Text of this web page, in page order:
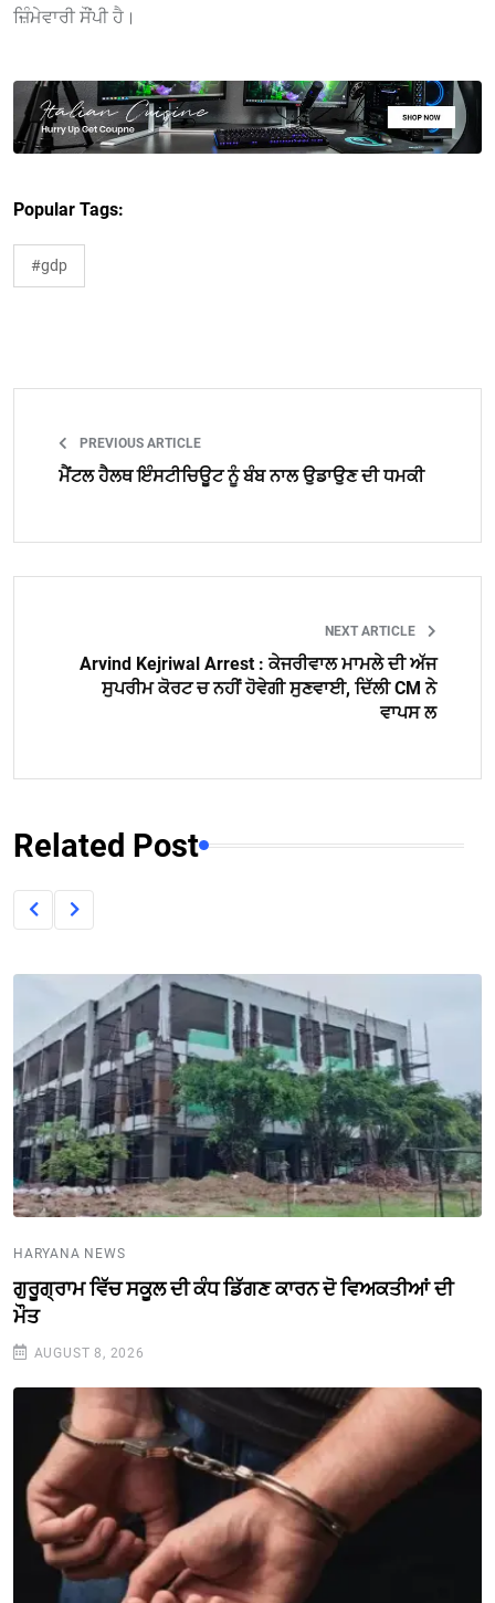
ਜ਼ਿੰਮੇਵਾਰੀ ਸੌਂਪੀ ਹੈ।
Popular Tags:
#gdp
PREVIOUS ARTICLE
ਮੈਂਟਲ ਹੈਲਥ ਇੰਸਟੀਚਿਊਟ ਨੂੰ ਬੰਬ ਨਾਲ ਉਡਾਉਣ ਦੀ ਧਮਕੀ
NEXT ARTICLE
Arvind Kejriwal Arrest : ਕੇਜਰੀਵਾਲ ਮਾਮਲੇ ਦੀ ਅੱਜ
ਸੁਪਰੀਮ ਕੋਰਟ ਚ ਨਹੀਂ ਹੋਵੇਗੀ ਸੁਣਵਾਈ, ਦਿੱਲੀ CM ਨੇ
ਵਾਪਸ ਲ
Related Post
HARYANA NEWS
ਗੁਰੂਗ੍ਰਾਮ ਵਿੱਚ ਸਕੂਲ ਦੀ ਕੰਧ ਡਿੱਗਣ ਕਾਰਨ ਦੋ ਵਿਅਕਤੀਆਂ ਦੀ
ਮੌਤ
AUGUST 8, 2026